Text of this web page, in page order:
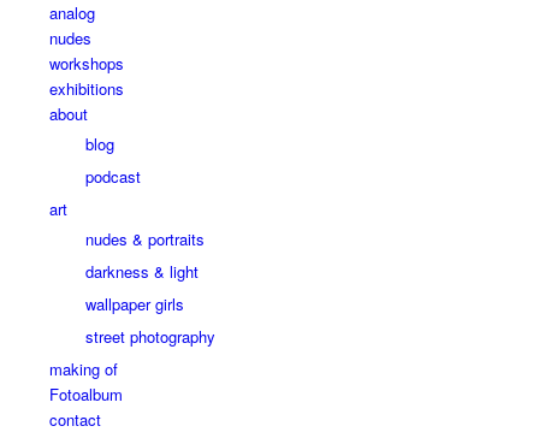
analog
nudes
workshops
exhibitions
about
blog
podcast
art
nudes & portraits
darkness & light
wallpaper girls
street photography
making of
Fotoalbum
contact